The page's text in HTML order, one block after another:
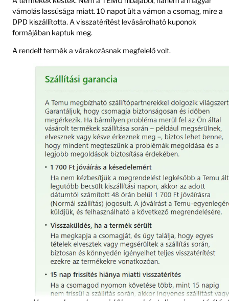
vámolás lassúsága miatt. 10 napot ült a vámon a csomag, mire a
DPD kiszállította. A visszatérítést levásárolható kuponok
formájában kaptuk meg.
A rendelt termék a várakozásnak megfelelő volt.